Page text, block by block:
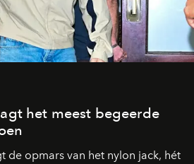
het meest begeerde
de opmars van het nylon jack, hét